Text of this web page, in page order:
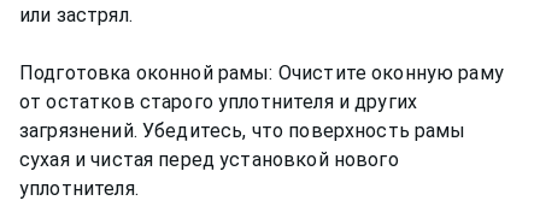
или застрял.
Подготовка оконной рамы: Очистите оконную раму
от остатков старого уплотнителя и других
загрязнений. Убедитесь, что поверхность рамы
сухая и чистая перед установкой нового
уплотнителя.